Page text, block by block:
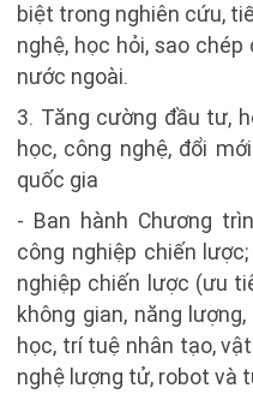
biệt trong nghiên cứu,
nghệ, học hỏi, sao
nước ngoài.
3. Tăng cường đầu tư,
học, công nghệ, đổi
quốc gia
- Ban hành Chương
công nghiệp chiến
nghiệp chiến lược (ưu
không gian, năng
học, trí tuệ nhân tạo,
nghệ lượng tử, robot và